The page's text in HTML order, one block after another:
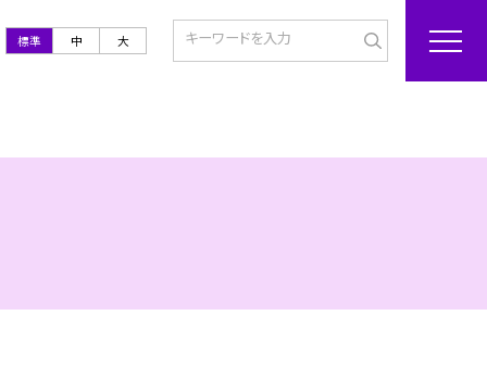
標準 中 大